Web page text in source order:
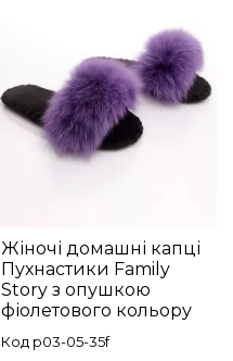
Жіночі домашні капці
Пухнастики Family
Story з опушкою
фіолетового кольору
Код p03-05-35f